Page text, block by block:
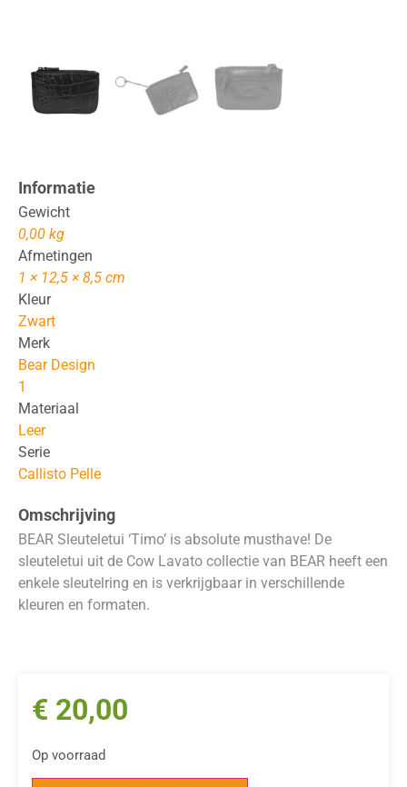
Informatie
Gewicht
0,00 kg
Afmetingen
1 × 12,5 × 8,5 cm
Kleur
Zwart
Merk
Bear Design
1
Materiaal
Leer
Serie
Callisto Pelle
Omschrijving
BEAR Sleuteletui ‘Timo’ is absolute musthave! De
sleuteletui uit de Cow Lavato collectie van BEAR heeft een
enkele sleutelring en is verkrijgbaar in verschillende
kleuren en formaten.
€ 20,00
Op voorraad